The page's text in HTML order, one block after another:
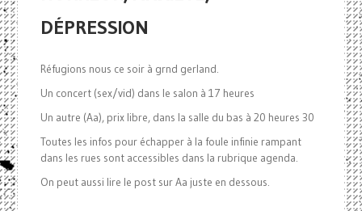
DÉPRESSION
Réfugions nous ce soir à grnd gerland.
Un concert (sex/vid) dans le salon à 17 heures
Un autre (Aa), prix libre, dans la salle du bas à 20 heures 30
Toutes les infos pour échapper à la foule infinie rampant
dans les rues sont accessibles dans la rubrique agenda.
On peut aussi lire le post sur Aa juste en dessous.